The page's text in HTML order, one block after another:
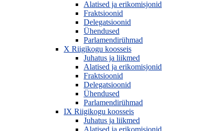
Alatised ja erikomisjonid
Fraktsioonid
Delegatsioonid
Ühendused
Parlamendirühmad
X Riigikogu koosseis
Juhatus ja liikmed
Alatised ja erikomisjonid
Fraktsioonid
Delegatsioonid
Ühendused
Parlamendirühmad
IX Riigikogu koosseis
Juhatus ja liikmed
Alatised ja erikomisjonid